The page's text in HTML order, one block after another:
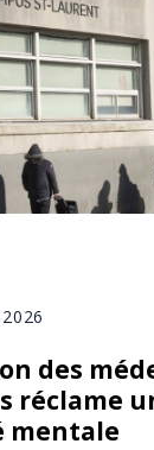
des
réclame
mentale